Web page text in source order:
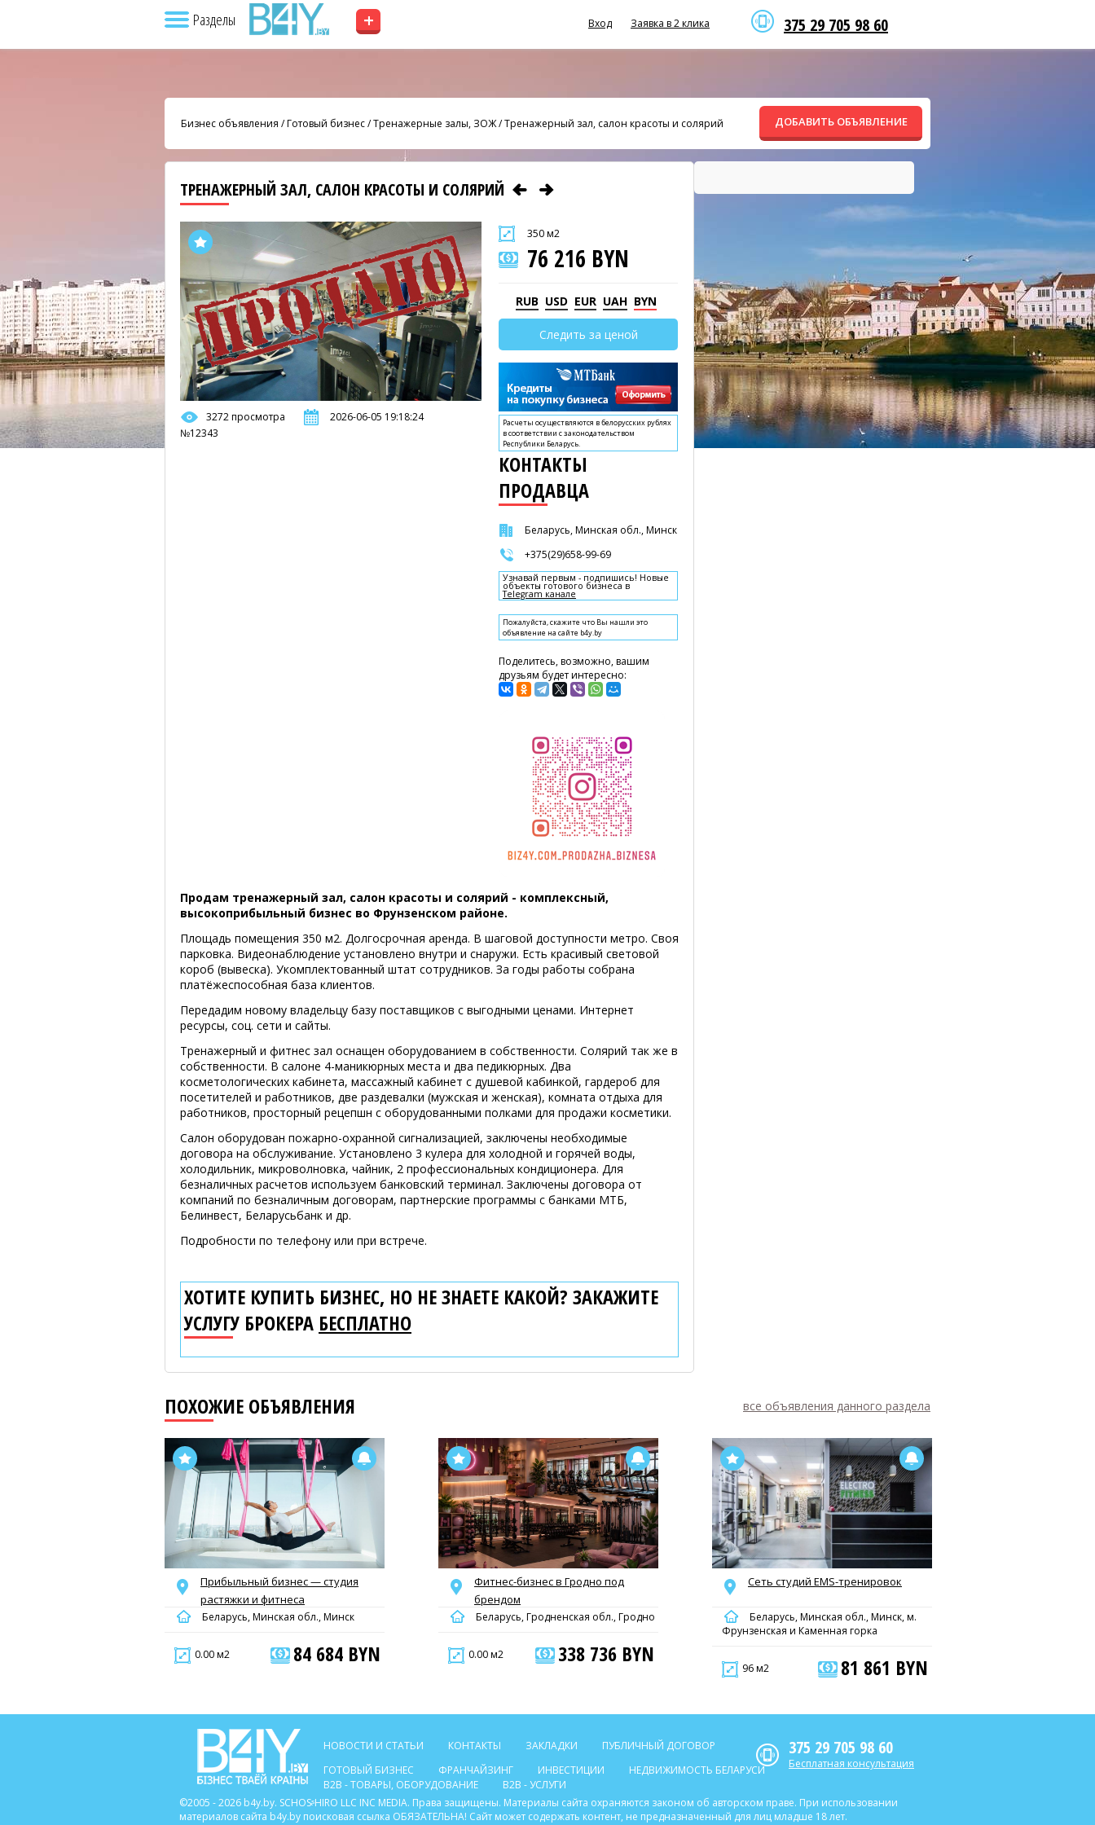
Разделы + 375 29 705 98 60
Вход Заявка в 2 клика
Бизнес объявления /Готовый бизнес/Тренажерные залы, ЗОЖ/Тренажерный зал, салон красоты и солярий ДОБАВИТЬ ОБЪЯВЛЕНИЕ
ТРЕНАЖЕРНЫЙ ЗАЛ, САЛОН КРАСОТЫ И СОЛЯРИЙ
3272 просмотра
2026-06-05 19:18:24
№12343
350 м2
76 216 BYN
RUB USD EUR UAH BYN
Следить за ценой
Расчеты осуществляются в белорусских рублях
в соответствии с законодательством
Республики Беларусь.
КОНТАКТЫ
ПРОДАВЦА
Беларусь, Минская обл., Минск
+375(29)658-99-69
Узнавай первым - подпишись! Новые
объекты готового бизнеса в
Telegram канале
Пожалуйста, скажите что Вы нашли это
объявление на сайте b4y.by
Поделитесь, возможно, вашим
друзьям будет интересно:
Продам тренажерный зал, салон красоты и солярий - комплексный,
высокоприбыльный бизнес во Фрунзенском районе.
Площадь помещения 350 м2. Долгосрочная аренда. В шаговой доступности метро. Своя
парковка. Видеонаблюдение установлено внутри и снаружи. Есть красивый световой
короб (вывеска). Укомплектованный штат сотрудников. За годы работы собрана
платёжеспособная база клиентов.
Передадим новому владельцу базу поставщиков с выгодными ценами. Интернет
ресурсы, соц. сети и сайты.
Тренажерный и фитнес зал оснащен оборудованием в собственности. Солярий так же в
собственности. В салоне 4-маникюрных места и два педикюрных. Два
косметологических кабинета, массажный кабинет с душевой кабинкой, гардероб для
посетителей и работников, две раздевалки (мужская и женская), комната отдыха для
работников, просторный рецепшн с оборудованными полками для продажи косметики.
Салон оборудован пожарно-охранной сигнализацией, заключены необходимые
договора на обслуживание. Установлено 3 кулера для холодной и горячей воды,
холодильник, микроволновка, чайник, 2 профессиональных кондиционера. Для
безналичных расчетов используем банковский терминал. Заключены договора от
компаний по безналичным договорам, партнерские программы с банками МТБ,
Белинвест, Беларусьбанк и др.
Подробности по телефону или при встрече.
ХОТИТЕ КУПИТЬ БИЗНЕС, НО НЕ ЗНАЕТЕ КАКОЙ? ЗАКАЖИТЕ
УСЛУГУ БРОКЕРА БЕСПЛАТНО
ПОХОЖИЕ ОБЪЯВЛЕНИЯ все объявления данного раздела
Прибыльный бизнес — студия
растяжки и фитнеса
Беларусь, Минская обл., Минск
0.00 м2 84 684 BYN
Фитнес-бизнес в Гродно под
брендом
Беларусь, Гродненская обл., Гродно
0.00 м2 338 736 BYN
Сеть студий EMS-тренировок
Беларусь, Минская обл., Минск, м.
Фрунзенская и Каменная горка
96 м2 81 861 BYN
НОВОСТИ И СТАТЬИ КОНТАКТЫ ЗАКЛАДКИ
ПУБЛИЧНЫЙ ДОГОВОР
ГОТОВЫЙ БИЗНЕС
ФРАНЧАЙЗИНГ ИНВЕСТИЦИИ
НЕДВИЖИМОСТЬ БЕЛАРУСИ
B2B - ТОВАРЫ, ОБОРУДОВАНИЕ
B2B - УСЛУГИ
375 29 705 98 60
Бесплатная консультация
©2005 - 2026 b4y.by. SCHOSᶳHIRO LLC INC MEDIA. Права защищены. Материалы сайта охраняются законом об авторском праве. При использовании
материалов сайта b4y.by поисковая ссылка ОБЯЗАТЕЛЬНА! Сайт может содержать контент, не предназначенный для лиц младше 18 лет.